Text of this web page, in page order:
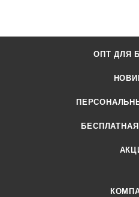
ОПТ ДЛЯ